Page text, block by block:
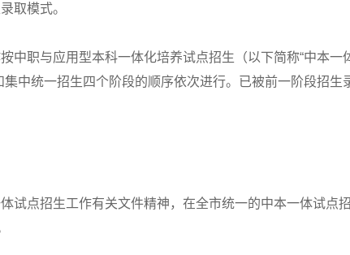
取模式。
职与应用型本科一体化培养试点招生（以下简称“中本一
中统一招生四个阶段的顺序依次进行。已被前一阶段招生
点招生工作有关文件精神，在全市统一的中本一体试点